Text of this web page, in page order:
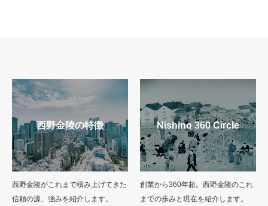
⻄野⾦陵の特徴
西野金陵がこれまで積み上げてきた
信頼の源、強みを紹介します。
Nishino 360 Circle
創業から360年超。西野金陵のこれ
までの歩みと現在を紹介します。